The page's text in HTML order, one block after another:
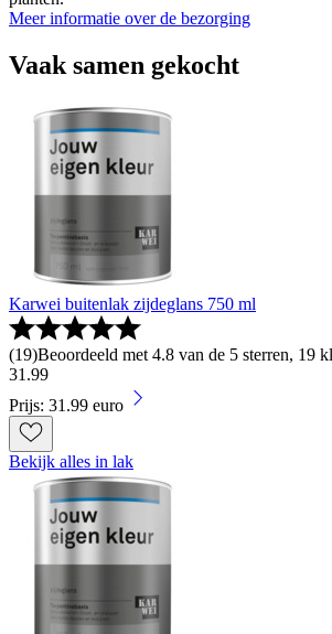
Meer informatie over de bezorging
Vaak samen gekocht
Karwei buitenlak zijdeglans 750 ml
(19)Beoordeeld met 4.8 van de 5 sterren, 19
31 .99
Prijs: 31.99 euro
Bekijk alles in lak